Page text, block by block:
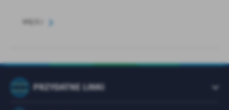
PRZYDATNE LINKI